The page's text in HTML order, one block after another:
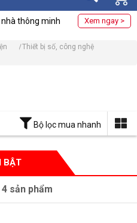
nhà thông minh Xem ngay >
Thiết bị số, công nghệ
Bộ lọc mua nhanh
BẬT
4 sản phẩm